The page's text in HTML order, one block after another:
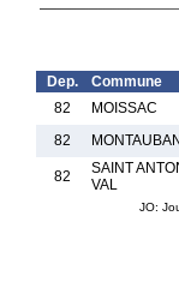
Dep. Commune
82
MOISSAC
82
MONTAUBAN
82
SAINT
VAL
JO: